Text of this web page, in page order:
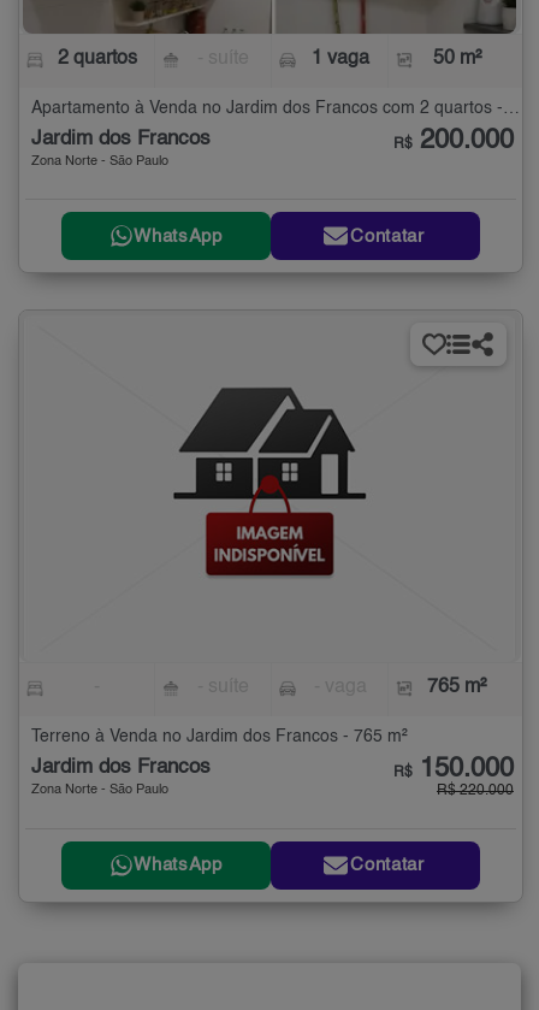
2 quartos 1 vaga 50 m²
Apartamento à Venda no Jardim dos Francos com 2 quartos - 50 m²
Jardim dos Francos
Zona Norte - São Paulo
R$ 200.000
WhatsApp Contatar
765 m²
Terreno à Venda no Jardim dos Francos - 765 m²
Jardim dos Francos
Zona Norte - São Paulo
R$ 150.000
R$ 220.000
WhatsApp Contatar